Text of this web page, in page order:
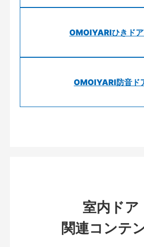
OMOIYARIひきド
OMOIYARI防音ド
室内ドア
関連コンテ